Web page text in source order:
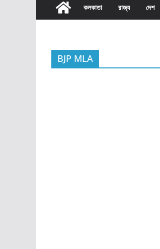
কলকাতা রাজ্য​ দেশ
BJP MLA